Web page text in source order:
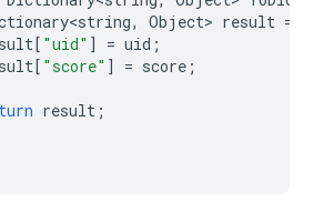
, Object> result =
[ "uid" ] = uid ;
[ "score" ] = score ;
result ;